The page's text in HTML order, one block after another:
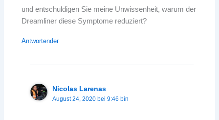
und entschuldigen Sie meine Unwissenheit, warum der
Dreamliner diese Symptome reduziert?
Antwortender
Nicolas Larenas
August 24, 2020 bei 9:46 bin